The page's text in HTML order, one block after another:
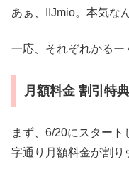
あぁ、IIJmio。本気な
一応、それぞれかるー
月額料金 割引特典
まず、6/20にスター
字通り月額料金が割り